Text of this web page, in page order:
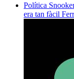
Política
era tan fàcil